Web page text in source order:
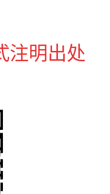
注明出处